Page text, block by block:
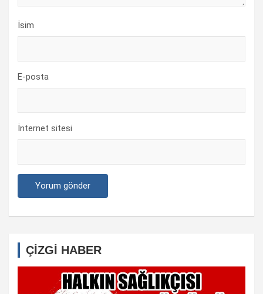
İsim
E-posta
İnternet sitesi
ÇİZGİ HABER